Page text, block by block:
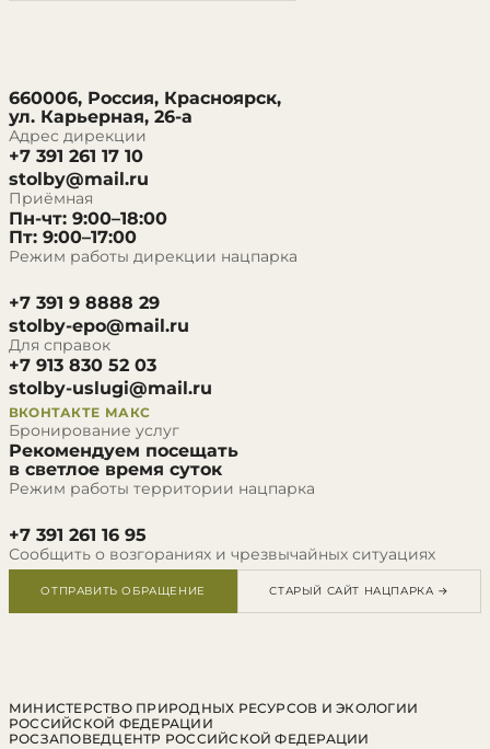
660006, Россия, Красноярск,
ул. Карьерная, 26-а
Адрес дирекции
+7 391 261 17 10
stolby@mail.ru
Приёмная
Пн-чт: 9:00–18:00
Пт: 9:00–17:00
Режим работы дирекции нацпарка
+7 391 9 8888 29
stolby-epo@mail.ru
Для справок
+7 913 830 52 03
stolby-uslugi@mail.ru
ВКОНТАКТЕ МАКС
Бронирование услуг
Рекомендуем посещать
в светлое время суток
Режим работы территории нацпарка
+7 391 261 16 95
Сообщить о возгораниях и чрезвычайных ситуациях
ОТПРАВИТЬ ОБРАЩЕНИЕ СТАРЫЙ САЙТ НАЦПАРКА →
МИНИСТЕРСТВО ПРИРОДНЫХ РЕСУРСОВ И ЭКОЛОГИИ
РОССИЙСКОЙ ФЕДЕРАЦИИ
РОСЗАПОВЕДЦЕНТР РОССИЙСКОЙ ФЕДЕРАЦИИ